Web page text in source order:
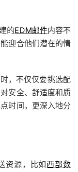
的EDM邮件内容不
迎合他们潜在的情
，不仅仅要挑选配
安全、舒适度和质
时间，更深入地分
资源，比如西部数